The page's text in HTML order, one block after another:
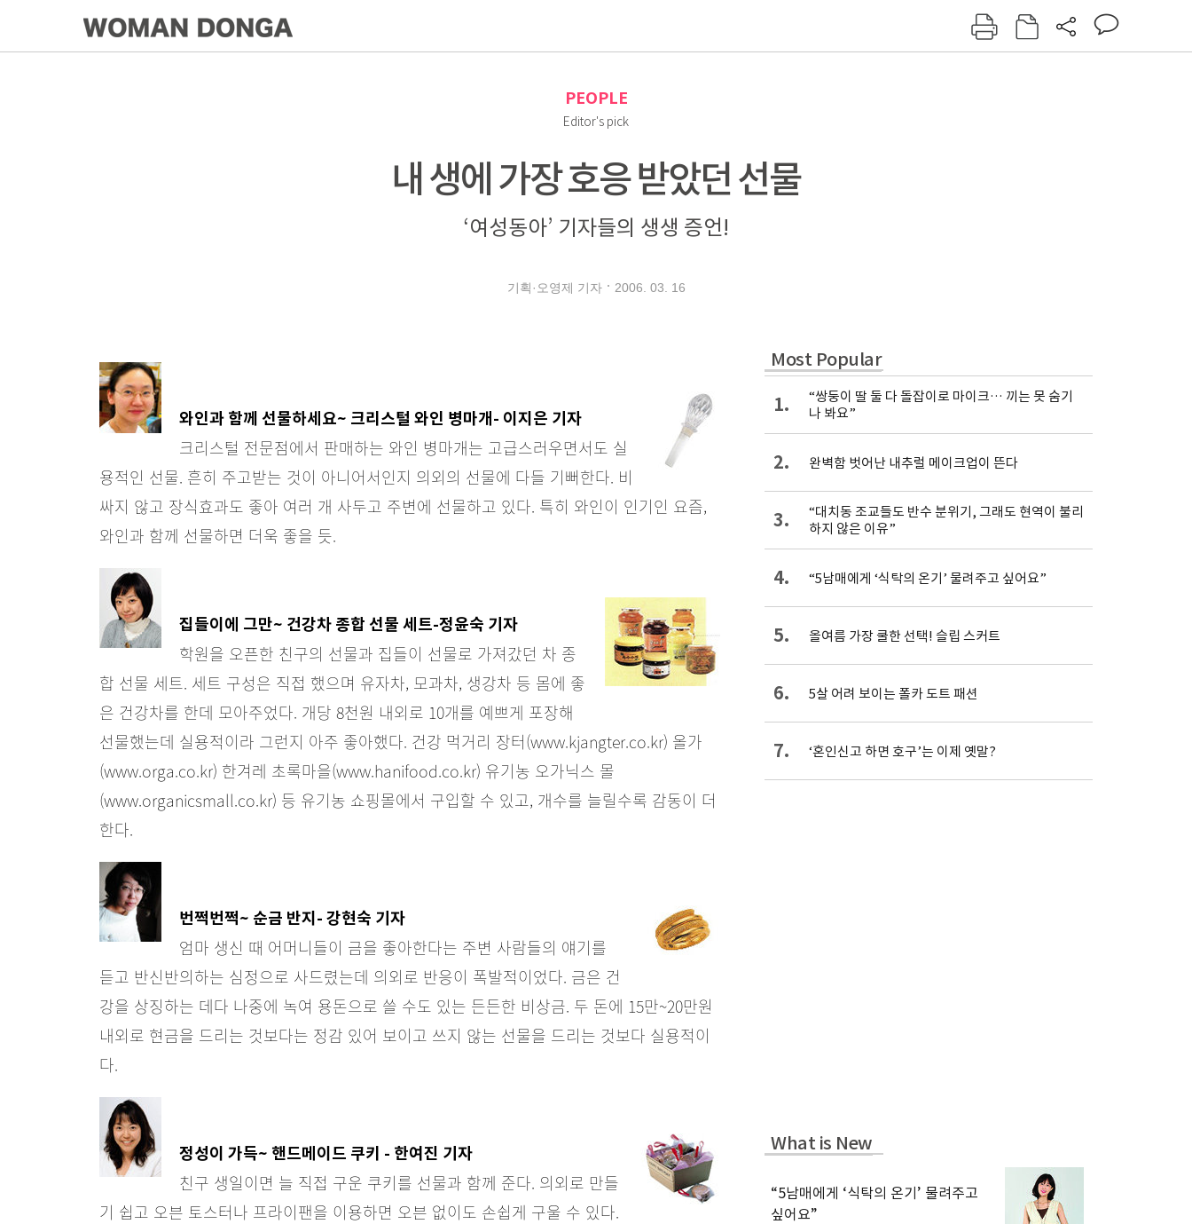
여성동아 동아일보
PEOPLE
Editor's pick
내 생에 가장 호응 받았던 선물
‘여성동아’ 기자들의 생생 증언!
기획·오영제 기자 2006. 03. 16
와인과 함께 선물하세요~ 크리스털 와인 병마개- 이지은 기자
크리스털 전문점에서 판매하는 와인 병마개는 고급스러우면서도 실
용적인 선물. 흔히 주고받는 것이 아니어서인지 의외의 선물에 다들 기뻐한다. 비
싸지 않고 장식효과도 좋아 여러 개 사두고 주변에 선물하고 있다. 특히 와인이 인기인 요즘,
와인과 함께 선물하면 더욱 좋을 듯.
집들이에 그만~ 건강차 종합 선물 세트-정윤숙 기자
학원을 오픈한 친구의 선물과 집들이 선물로 가져갔던 차 종
합 선물 세트. 세트 구성은 직접 했으며 유자차, 모과차, 생강차 등 몸에 좋
은 건강차를 한데 모아주었다. 개당 8천원 내외로 10개를 예쁘게 포장해
선물했는데 실용적이라 그런지 아주 좋아했다. 건강 먹거리 장터(www.kjangter.co.kr) 올가
(www.orga.co.kr) 한겨레 초록마을(www.hanifood.co.kr) 유기농 오가닉스 몰
(www.organicsmall.co.kr) 등 유기농 쇼핑몰에서 구입할 수 있고, 개수를 늘릴수록 감동이 더
한다.
번쩍번쩍~ 순금 반지- 강현숙 기자
엄마 생신 때 어머니들이 금을 좋아한다는 주변 사람들의 얘기를
듣고 반신반의하는 심정으로 사드렸는데 의외로 반응이 폭발적이었다. 금은 건
강을 상징하는 데다 나중에 녹여 용돈으로 쓸 수도 있는 든든한 비상금. 두 돈에 15만~20만원
내외로 현금을 드리는 것보다는 정감 있어 보이고 쓰지 않는 선물을 드리는 것보다 실용적이
다.
정성이 가득~ 핸드메이드 쿠키 - 한여진 기자
친구 생일이면 늘 직접 구운 쿠키를 선물과 함께 준다. 의외로 만들
기 쉽고 오븐 토스터나 프라이팬을 이용하면 오븐 없이도 손쉽게 구울 수 있다.
Most Popular
1.
“쌍둥이 딸 둘 다 돌잡이로 마이크… 끼는 못 숨기
나 봐요”
2. 완벽함 벗어난 내추럴 메이크업이 뜬다
3.
“대치동 조교들도 반수 분위기, 그래도 현역이 불리
하지 않은 이유”
4. “5남매에게 ‘식탁의 온기’ 물려주고 싶어요”
5. 올여름 가장 쿨한 선택! 슬립 스커트
6. 5살 어려 보이는 폴카 도트 패션
7. ‘혼인신고 하면 호구’는 이제 옛말?
What is New
“5남매에게 ‘식탁의 온기’ 물려주고
싶어요”